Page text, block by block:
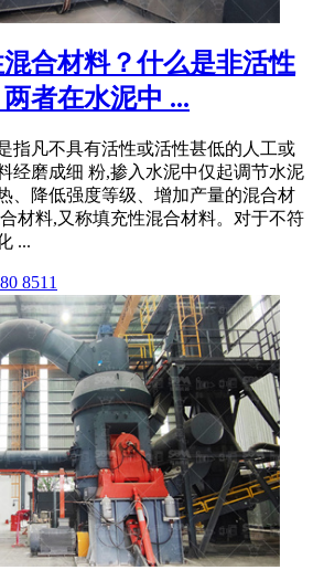
合材料？什么是非活性
者在水泥中 ...
指凡不具有活性或活性甚低的人工或
经磨成细 粉,掺入水泥中仅起调节水泥
、降低强度等级、增加产量的混合材
材料,又称填充性混合材料。对于不符
...
8511